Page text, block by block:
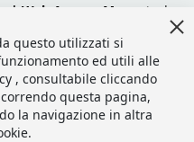
| Web Agency Magento
|
questo utilizzati si
ed utili alle
, consultabile cliccando
questa pagina,
la navigazione in altra